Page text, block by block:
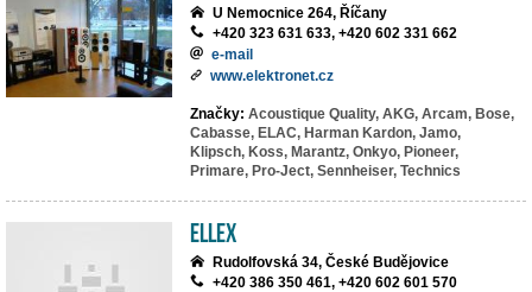
U Nemocnice 264, Říčany
+420 323 631 633, +420 602 331 662
e-mail
www.elektronet.cz
Značky: Acoustique Quality, AKG, Arcam, Bose,
Cabasse, ELAC, Harman Kardon, Jamo,
Klipsch, Koss, Marantz, Onkyo, Pioneer,
Primare, Pro-Ject, Sennheiser, Technics
ELLEX
Rudolfovská 34, České Budějovice
+420 386 350 461, +420 602 601 570